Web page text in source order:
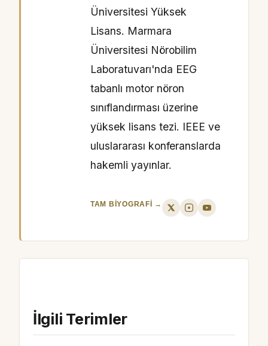
Üniversitesi Yüksek
Lisans. Marmara
Üniversitesi Nörobilim
Laboratuvarı'nda EEG
tabanlı motor nöron
sınıflandırması üzerine
yüksek lisans tezi. IEEE ve
uluslararası konferanslarda
hakemli yayınlar.
TAM BIYOGRAFI →
İlgili Terimler